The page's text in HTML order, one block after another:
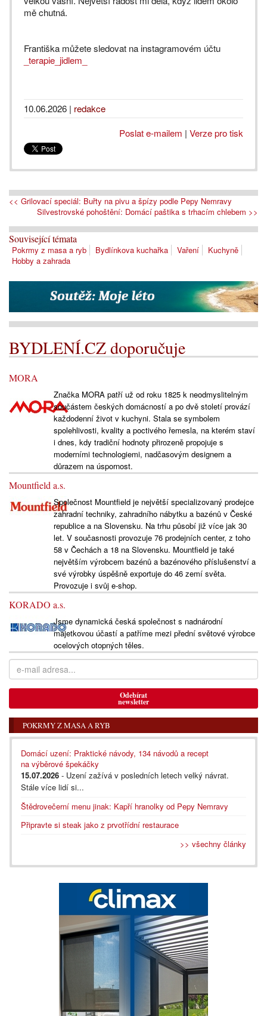
mě chutná.
Františka můžete sledovat na instagramovém účtu
_terapie_jidlem_
10.06.2026 | redakce
Poslat e-mailem | Verze pro tisk
<< Grilovací speciál: Buřty na pivu a špízy podle Pepy Nemravy
Silvestrovské pohoštění: Domácí paštika s trhacím chlebem >>
Související témata
Pokrmy z masa a ryb Bydlínkova kuchařka Vaření
Kuchyně
Hobby a zahrada
BYDLENÍ.CZ doporučuje
MORA
Značka MORA patří už od roku 1825 k neodmyslitelným
součástem českých domácností a po dvě století provází
každodenní život v kuchyni. Stala se symbolem
spolehlivosti, kvality a poctivého řemesla, na kterém staví
i dnes, kdy tradiční hodnoty přirozeně propojuje s
moderními technologiemi, nadčasovým designem a
důrazem na úspornost.
Mountfield a.s.
Společnost Mountfield je největší specializovaný prodejce
zahradní techniky, zahradního nábytku a bazénů v České
republice a na Slovensku. Na trhu působí již více jak 30
let. V současnosti provozuje 76 prodejních center, z toho
58 v Čechách a 18 na Slovensku. Mountfield je také
největším výrobcem bazénů a bazénového příslušenství a
své výrobky úspěšně exportuje do 46 zemí světa.
Provozuje i svůj e-shop.
KORADO a.s.
Jsme dynamická česká společnost s nadnárodní
majetkovou účastí a patříme mezi přední světové výrobce
ocelových otopných těles.
Odebírat
newsletter
POKRMY Z MASA A RYB
Domácí uzení: Praktické návody, 134 návodů a recept
na výběrové špekáčky
15.07.2026 - Uzení zažívá v posledních letech velký návrat.
Stále více lidí si...
Štědrovečerní menu jinak: Kapří hranolky od Pepy Nemravy
Připravte si steak jako z prvotřídní restaurace
>> všechny články